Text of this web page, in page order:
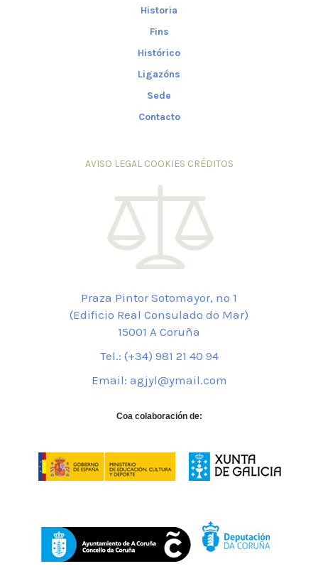
Historia
Fins
Histórico
Ligazóns
Sede
Contacto
AVISO LEGAL COOKIES CRÉDITOS
Praza Pintor Sotomayor, nº 1
(Edificio Real Consulado do Mar)
15001 A Coruña
Tel.: (+34) 981 21 40 94
Email: agjyl@ymail.com
Coa colaboración de: